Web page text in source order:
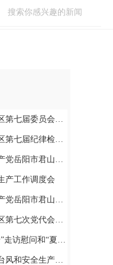
全体会议 陈淼当选区委书记
员会召开第一次全体会议
七次代表大会胜利闭幕
产工作调度会
区第七次代表大会开幕
七次党代会代表
和“夏送清凉”活动
和安全生产工作